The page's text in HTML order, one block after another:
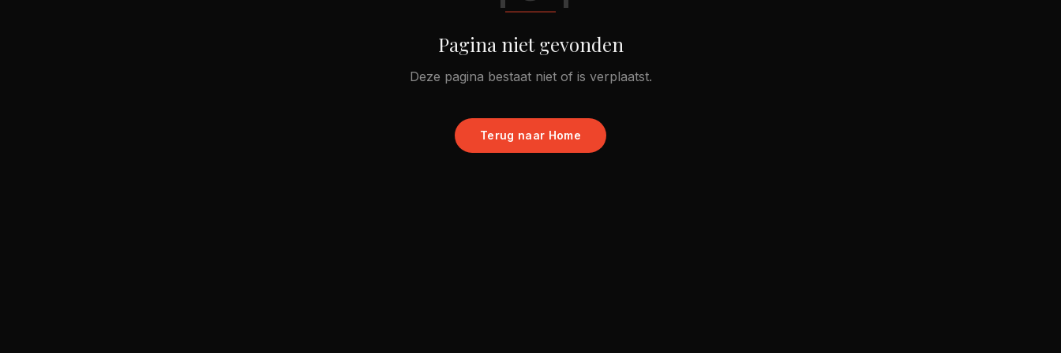
Pagina niet gevonden
Deze pagina bestaat niet of is verplaatst.
Terug naar Home